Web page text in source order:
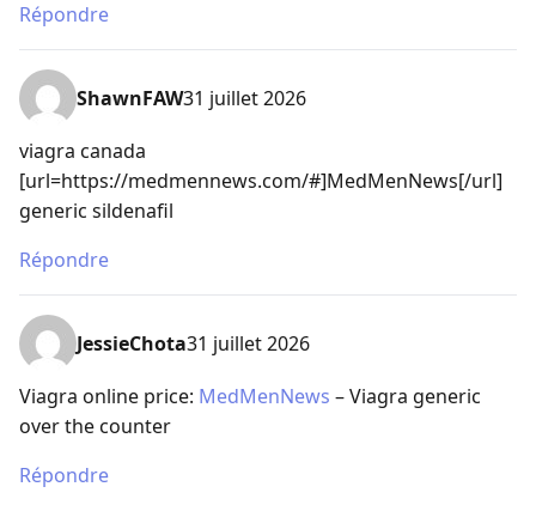
Répondre
ShawnFAW31 juillet 2026
viagra canada
[url=https://medmennews.com/#]MedMenNews[/url]
generic sildenafil
Répondre
JessieChota31 juillet 2026
Viagra online price: MedMenNews – Viagra generic
over the counter
Répondre